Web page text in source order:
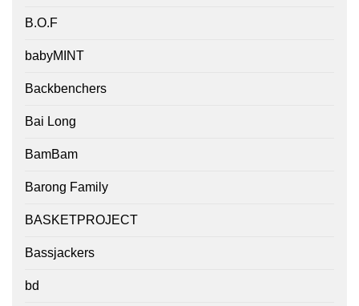
B.O.F
babyMINT
Backbenchers
Bai Long
BamBam
Barong Family
BASKETPROJECT
Bassjackers
bd